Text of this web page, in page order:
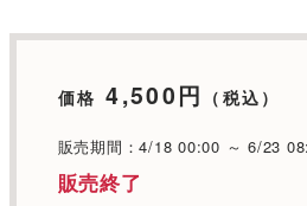
価格 4,500円 （税込）
販売期間：4/18 00:00 ～ 6/23
販売終了